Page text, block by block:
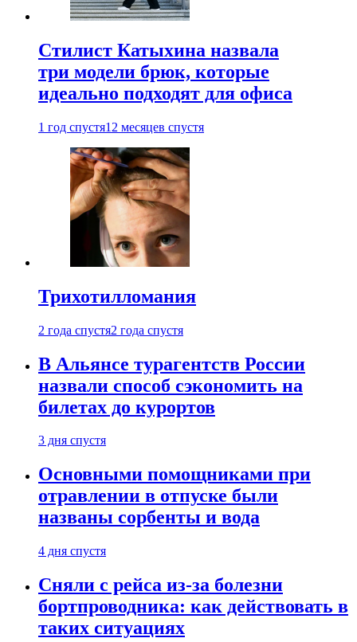
Стилист Катыхина назвала
три модели брюк, которые
идеально подходят для офиса
1 год спустя12 месяцев спустя
Трихотилломания
2 года спустя2 года спустя
В Альянсе турагентств России
назвали способ сэкономить на
билетах до курортов
3 дня спустя
Основными помощниками при
отравлении в отпуске были
названы сорбенты и вода
4 дня спустя
Сняли с рейса из-за болезни
бортпроводника: как действовать в
таких ситуациях